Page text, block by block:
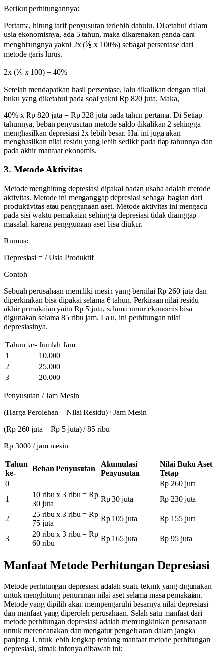
Berikut perhitungannya:
Pertama, hitung tarif penyusutan terlebih dahulu. Diketahui dalam
usia ekonomisnya, ada 5 tahun, maka dikarenakan ganda cara
menghitungnya yakni 2x (⅕ x 100%) sebagai persentase dari
metode garis lurus.
2x (⅕ x 100) = 40%
Setelah mendapatkan hasil persentase, lalu dikalikan dengan nilai
buku yang diketahui pada soal yakni Rp 820 juta. Maka,
40% x Rp 820 juta = Rp 328 juta pada tahun pertama. Di Setiap
tahunnya, beban penyusutan metode saldo dikalikan 2 sehingga
menghasilkan depresiasi 2x lebih besar. Hal ini juga akan
menghasilkan nilai residu yang lebih sedikit pada tiap tahunnya dan
pada akhir manfaat ekonomis.
3. Metode Aktivitas
Metode menghitung depresiasi dipakai badan usaha adalah metode
aktivitas. Metode ini menganggap depresiasi sebagai bagian dari
produktivitas atau penggunaan aset. Metode aktivitas ini mengacu
pada sisi waktu pemakaian sehingga depresiasi tidak dianggap
masalah karena penggunaan aset bisa diukur.
Rumus:
Depresiasi = / Usia Produktif
Contoh:
Sebuah perusahaan memiliki mesin yang bernilai Rp 260 juta dan
diperkirakan bisa dipakai selama 6 tahun. Perkiraan nilai residu
akhir pemakaian yaitu Rp 5 juta, selama umur ekonomis bisa
digunakan selama 85 ribu jam. Lalu, ini perhitungan nilai
depresiasinya.
Tahun ke- Jumlah Jam
1
10.000
2
25.000
3
20.000
Penyusutan / Jam Mesin
(Harga Perolehan – Nilai Residu) / Jam Mesin
(Rp 260 juta – Rp 5 juta) / 85 ribu
Rp 3000 / jam mesin
Tahun
ke-
Beban Penyusutan
Akumulasi
Penyusutan
Nilai Buku Aset
Tetap
0
Rp 260 juta
1
10 ribu x 3 ribu = Rp
30 juta
Rp 30 juta Rp 230 juta
2
25 ribu x 3 ribu = Rp
75 juta
Rp 105 juta Rp 155 juta
3
20 ribu x 3 ribu = Rp
60 ribu
Rp 165 juta Rp 95 juta
Manfaat Metode Perhitungan Depresiasi
Metode perhitungan depresiasi adalah suatu teknik yang digunakan
untuk menghitung penurunan nilai aset selama masa pemakaian.
Metode yang dipilih akan mempengaruhi besarnya nilai depresiasi
dan manfaat yang diperoleh perusahaan. Salah satu manfaat dari
metode perhitungan depresiasi adalah memungkinkan perusahaan
untuk merencanakan dan mengatur pengeluaran dalam jangka
panjang. Untuk lebih lengkap tentang manfaat metode perhitungan
depresiasi, simak infonya dibawah ini: